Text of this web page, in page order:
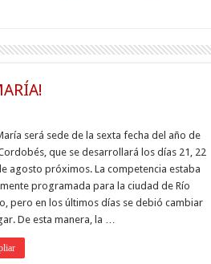
será sede de la sexta fecha del año de
que se desarrollará los días 21, 22
agosto próximos. La competencia estaba
programada para la ciudad de Río
pero en los últimos días se debió cambiar
De esta manera, la …